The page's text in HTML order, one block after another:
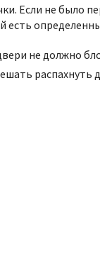
Если не было
есть
не должно
распахнуть